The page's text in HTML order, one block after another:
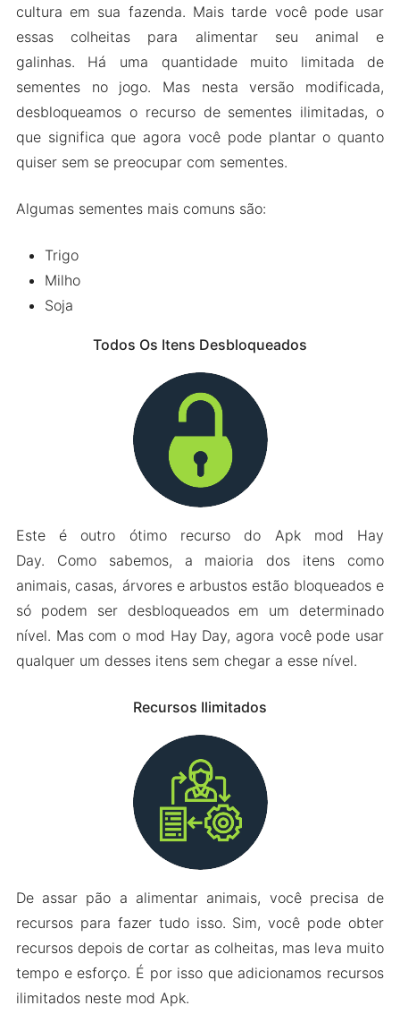
cultura em sua fazenda. Mais tarde você pode usar
essas colheitas para alimentar seu animal e
galinhas. Há uma quantidade muito limitada de
sementes no jogo. Mas nesta versão modificada,
desbloqueamos o recurso de sementes ilimitadas, o
que significa que agora você pode plantar o quanto
quiser sem se preocupar com sementes.
Algumas sementes mais comuns são:
Trigo
Milho
Soja
Todos Os Itens Desbloqueados
Este é outro ótimo recurso do Apk mod Hay
Day. Como sabemos, a maioria dos itens como
animais, casas, árvores e arbustos estão bloqueados e
só podem ser desbloqueados em um determinado
nível. Mas com o mod Hay Day, agora você pode usar
qualquer um desses itens sem chegar a esse nível.
Recursos Ilimitados
De assar pão a alimentar animais, você precisa de
recursos para fazer tudo isso. Sim, você pode obter
recursos depois de cortar as colheitas, mas leva muito
tempo e esforço. É por isso que adicionamos recursos
ilimitados neste mod Apk.